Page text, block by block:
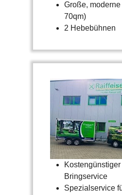
Große, moderne
70qm)
2 Hebebühnen
Bringservice
Spezialservice